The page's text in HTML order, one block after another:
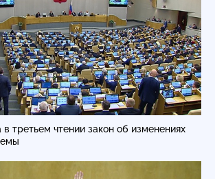
в третьем чтении закон об изменениях